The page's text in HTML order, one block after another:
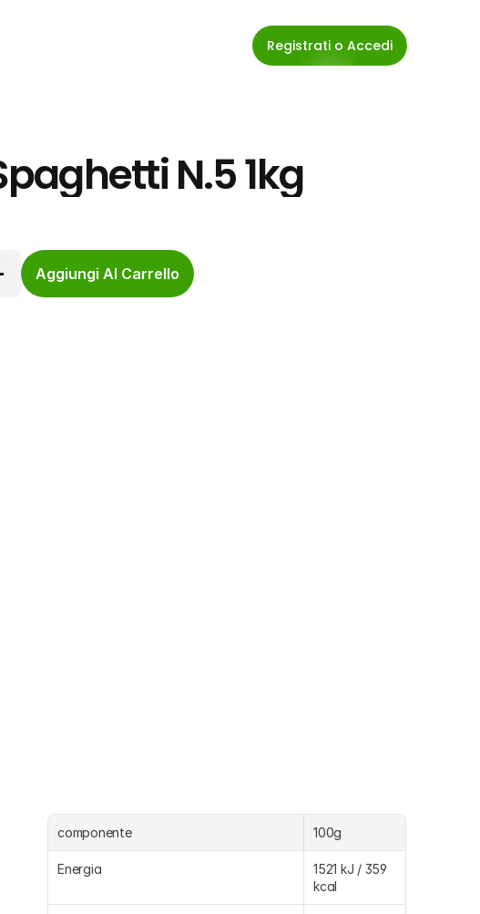
Registrati o Accedi
N.5 1kg
Aggiungi Al Carrello
componente 100g
Energia
1521 kJ / 359
kcal